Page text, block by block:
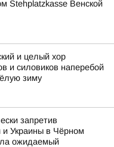
Stehplatzkasse Венской
и целый хор
и силовиков наперебой
зиму
запретив
и Украины в Чёрном
ожидаемый